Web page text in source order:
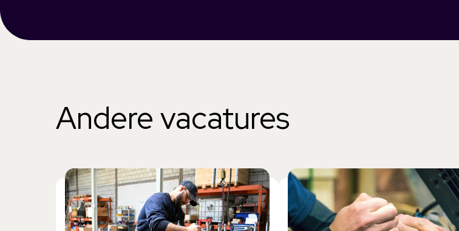
e
Andere vacatures